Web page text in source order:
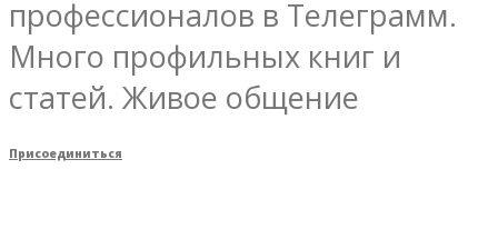
профессионалов в Телеграмм.
Много профильных книг и
статей. Живое общение
Присоединиться